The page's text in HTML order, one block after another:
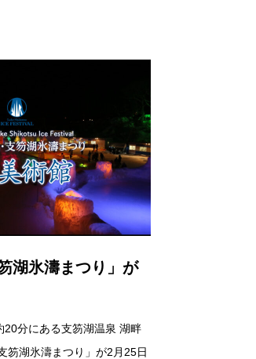
湖氷濤まつり」が
20分にある支笏湖温泉 湖畔
笏湖氷濤まつり」が2月25日